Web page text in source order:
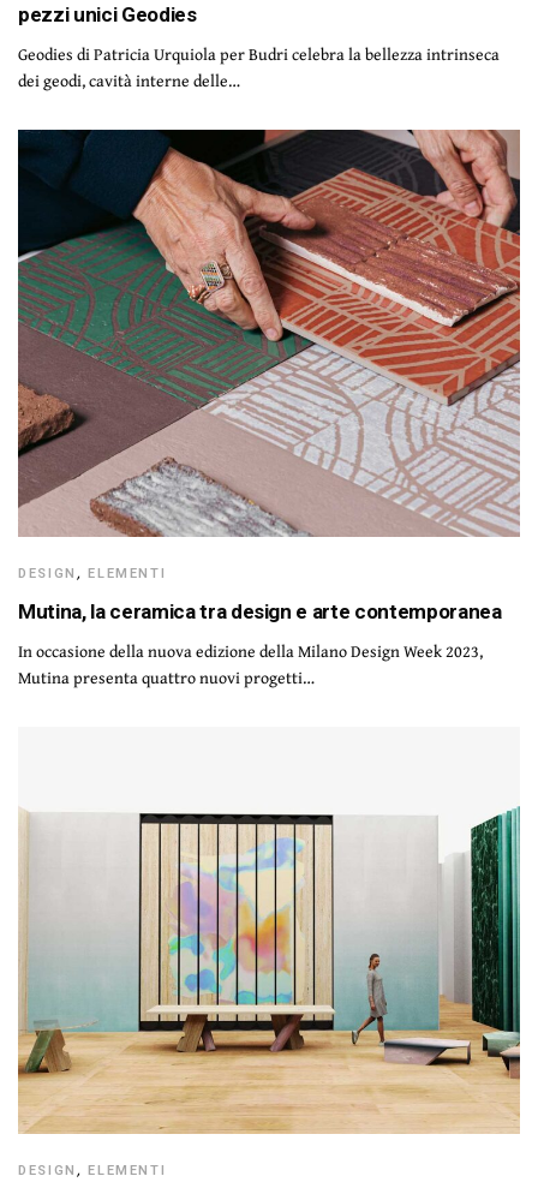
pezzi unici Geodies
Geodies di Patricia Urquiola per Budri celebra la bellezza intrinseca
dei geodi, cavità interne delle…
DESIGN ,ELEMENTI
Mutina, la ceramica tra design e arte contemporanea
In occasione della nuova edizione della Milano Design Week 2023,
Mutina presenta quattro nuovi progetti…
DESIGN ,ELEMENTI